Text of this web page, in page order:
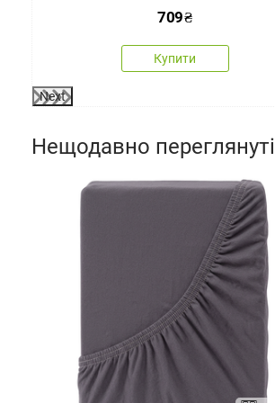
709₴
Купити
Next
Нещодавно переглянуті